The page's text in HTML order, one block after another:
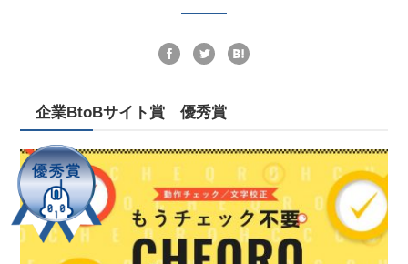
企業BtoBサイト賞 優秀賞